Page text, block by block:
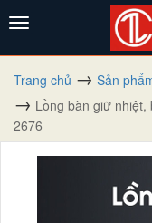
Trang chủ
Sản
Lồng bàn giữ
2676